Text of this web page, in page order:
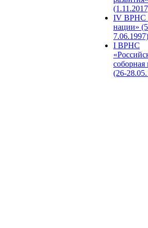
IV ВРНС
нации»
7.06.1997)
I ВРНС
(26-